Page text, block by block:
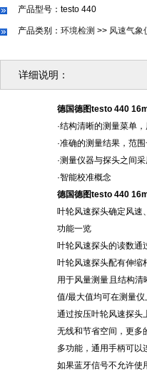
产品型号：testo 440
产品类别： 环境检测 >> 风速气象
详细说明：
德国德图testo 440
·结构清晰的测量菜单
·准确的测量结果，范
·测量仪器与探头之间
·智能校准概念
德国德图testo 440
叶轮风速探头确定风速
功能一览
叶轮风速探头的读数通
叶轮风速探头配有伸缩
用于风量测量且结构
值/最大值均可在测量仪
通过按压叶轮风速探头
无线和节省空间，更多
多功能，通用手柄可以
如果蓝牙信号不允许使